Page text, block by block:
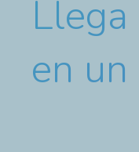
en